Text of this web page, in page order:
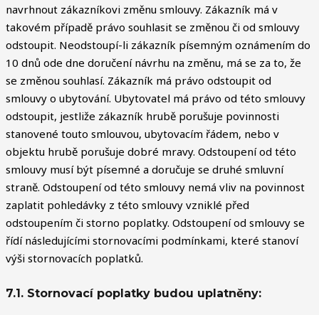
navrhnout zákazníkovi změnu smlouvy. Zákazník má v
takovém případě právo souhlasit se změnou či od smlouvy
odstoupit. Neodstoupí-li zákazník písemným oznámením do
10 dnů ode dne doručení návrhu na změnu, má se za to, že
se změnou souhlasí. Zákazník má právo odstoupit od
smlouvy o ubytování. Ubytovatel má právo od této smlouvy
odstoupit, jestliže zákazník hrubě porušuje povinnosti
stanovené touto smlouvou, ubytovacím řádem, nebo v
objektu hrubě porušuje dobré mravy. Odstoupení od této
smlouvy musí být písemné a doručuje se druhé smluvní
straně. Odstoupení od této smlouvy nemá vliv na povinnost
zaplatit pohledávky z této smlouvy vzniklé před
odstoupením či storno poplatky. Odstoupení od smlouvy se
řídí následujícími stornovacími podmínkami, které stanoví
výši stornovacích poplatků.
7.1. Stornovací poplatky budou uplatněny: